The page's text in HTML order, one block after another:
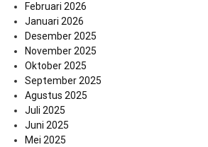
Februari 2026
Januari 2026
Desember 2025
November 2025
Oktober 2025
September 2025
Agustus 2025
Juli 2025
Juni 2025
Mei 2025